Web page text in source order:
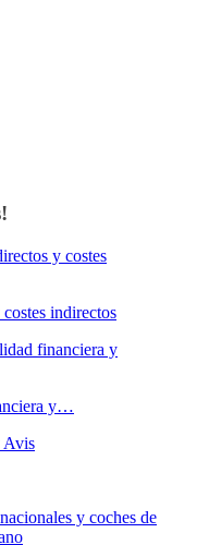
indirectos
y…